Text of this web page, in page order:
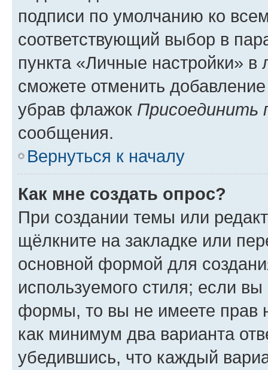
подписи по умолчанию ко
соответствующий выбор в
пункта «Личные настройки»
сможете отменить
убрав флажок Присоединить
сообщения.
Вернуться к началу
Как мне создать опрос?
При создании темы или
щёлкните на закладке или
основной формой для
используемого стиля; если
формы, то вы не имеете прав
как минимум два варианта
убедившись, что каждый